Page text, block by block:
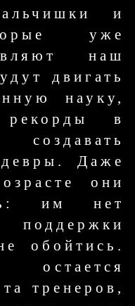
и
уже
наш
двигать
науку,
рекорды в
Даже
они
им нет
обойтись.
тренеров,